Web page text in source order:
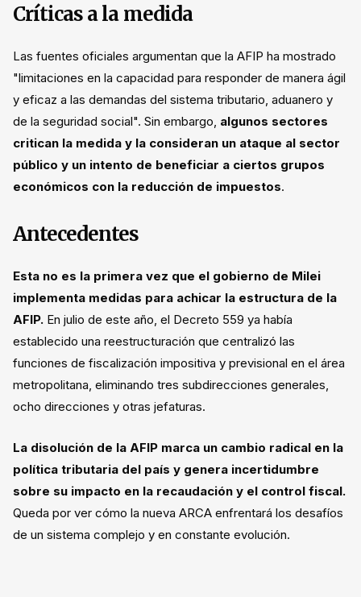
Críticas a la medida
Las fuentes oficiales argumentan que la AFIP ha mostrado
"limitaciones en la capacidad para responder de manera ágil
y eficaz a las demandas del sistema tributario, aduanero y
de la seguridad social". Sin embargo, algunos sectores
critican la medida y la consideran un ataque al sector
público y un intento de beneficiar a ciertos grupos
económicos con la reducción de impuestos.
Antecedentes
Esta no es la primera vez que el gobierno de Milei
implementa medidas para achicar la estructura de la
AFIP. En julio de este año, el Decreto 559 ya había
establecido una reestructuración que centralizó las
funciones de fiscalización impositiva y previsional en el área
metropolitana, eliminando tres subdirecciones generales,
ocho direcciones y otras jefaturas.
La disolución de la AFIP marca un cambio radical en la
política tributaria del país y genera incertidumbre
sobre su impacto en la recaudación y el control fiscal.
Queda por ver cómo la nueva ARCA enfrentará los desafíos
de un sistema complejo y en constante evolución.